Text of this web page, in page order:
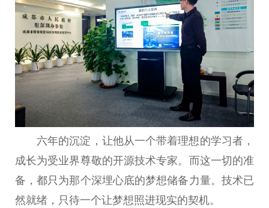
六年的沉淀，让他从一个带着理想的学习者，
成长为受业界尊敬的开源技术专家。而这一切的准
备，都只为那个深埋心底的梦想储备力量。技术已
然就绪，只待一个让梦想照进现实的契机。